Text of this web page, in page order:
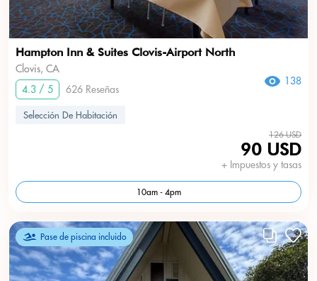
Hampton Inn & Suites Clovis-Airport North
Clovis, CA
4.3 / 5
626 Reseñas
138
Selección De Habitación
126 USD
90 USD
+ Impuestos y tasas
10am - 4pm
Pase de piscina incluido